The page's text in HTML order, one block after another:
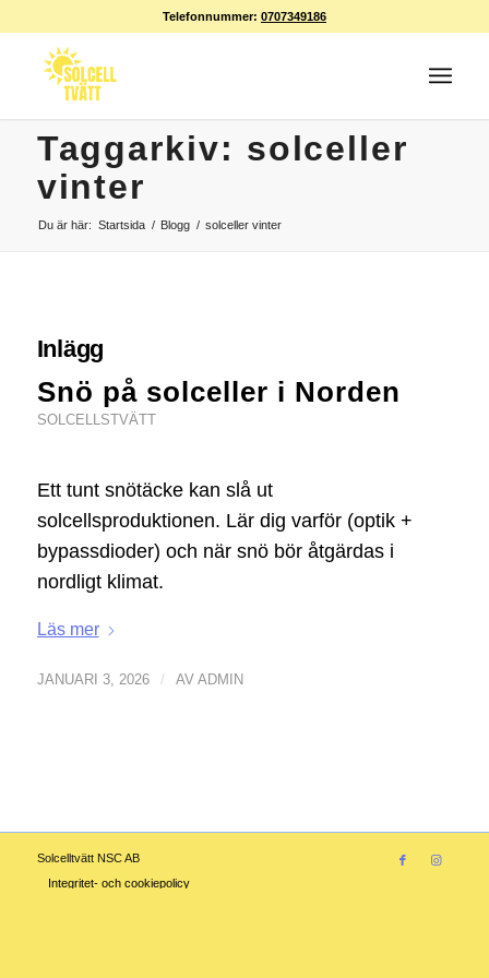
Telefonnummer: 0707349186
Taggarkiv: solceller
vinter
Du är här: Startsida / Blogg / solceller vinter
Inlägg
Snö på solceller i Norden
SOLCELLSTVÄTT
Ett tunt snötäcke kan slå ut
solcellsproduktionen. Lär dig varför (optik +
bypassdioder) och när snö bör åtgärdas i
nordligt klimat.
Läs mer
JANUARI 3, 2026 / AV ADMIN
Solcelltvätt NSC AB
Integritet- och cookiepolicy